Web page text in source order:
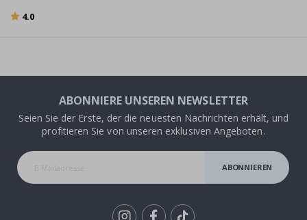
Bewertung:
4.0
ABONNIERE UNSEREN NEWSLETTER
Seien Sie der Erste, der die neuesten Nachrichten erhält, und
profitieren Sie von unseren exklusiven Angeboten.
ABONNIEREN